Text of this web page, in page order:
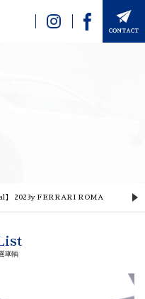
】 2023y FERRARI ROMA
車輌